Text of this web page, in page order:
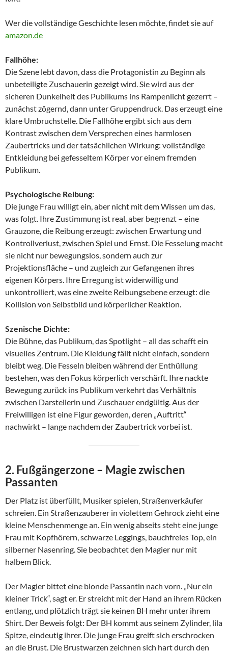
Wer die vollständige Geschichte lesen möchte, findet sie auf
amazon.de
Fallhöhe:
Die Szene lebt davon, dass die Protagonistin zu Beginn als
unbeteiligte Zuschauerin gezeigt wird. Sie wird aus der
sicheren Dunkelheit des Publikums ins Rampenlicht gezerrt –
zunächst zögernd, dann unter Gruppendruck. Das erzeugt eine
klare Umbruchstelle. Die Fallhöhe ergibt sich aus dem
Kontrast zwischen dem Versprechen eines harmlosen
Zaubertricks und der tatsächlichen Wirkung: vollständige
Entkleidung bei gefesseltem Körper vor einem fremden
Publikum.
Psychologische Reibung:
Die junge Frau willigt ein, aber nicht mit dem Wissen um das,
was folgt. Ihre Zustimmung ist real, aber begrenzt – eine
Grauzone, die Reibung erzeugt: zwischen Erwartung und
Kontrollverlust, zwischen Spiel und Ernst. Die Fesselung macht
sie nicht nur bewegungslos, sondern auch zur
Projektionsfläche – und zugleich zur Gefangenen ihres
eigenen Körpers. Ihre Erregung ist widerwillig und
unkontrolliert, was eine zweite Reibungsebene erzeugt: die
Kollision von Selbstbild und körperlicher Reaktion.
Szenische Dichte:
Die Bühne, das Publikum, das Spotlight – all das schafft ein
visuelles Zentrum. Die Kleidung fällt nicht einfach, sondern
bleibt weg. Die Fesseln bleiben während der Enthüllung
bestehen, was den Fokus körperlich verschärft. Ihre nackte
Bewegung zurück ins Publikum verkehrt das Verhältnis
zwischen Darstellerin und Zuschauer endgültig. Aus der
Freiwilligen ist eine Figur geworden, deren „Auftritt“
nachwirkt – lange nachdem der Zaubertrick vorbei ist.
2. Fußgängerzone – Magie zwischen
Passanten
Der Platz ist überfüllt, Musiker spielen, Straßenverkäufer
schreien. Ein Straßenzauberer in violettem Gehrock zieht eine
kleine Menschenmenge an. Ein wenig abseits steht eine junge
Frau mit Kopfhörern, schwarze Leggings, bauchfreies Top, ein
silberner Nasenring. Sie beobachtet den Magier nur mit
halbem Blick.
Der Magier bittet eine blonde Passantin nach vorn. „Nur ein
kleiner Trick“, sagt er. Er streicht mit der Hand an ihrem Rücken
entlang, und plötzlich trägt sie keinen BH mehr unter ihrem
Shirt. Der Beweis folgt: Der BH kommt aus seinem Zylinder, lila
Spitze, eindeutig ihrer. Die junge Frau greift sich erschrocken
an die Brust. Die Brustwarzen zeichnen sich hart durch den